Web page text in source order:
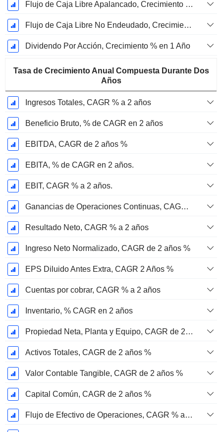
Flujo de Caja Libre Apalancado, Crecimiento de 1 Año %
Flujo de Caja Libre No Endeudado, Crecimiento de 1 Año %
Dividendo Por Acción, Crecimiento % en 1 Año
Tasa de Crecimiento Anual Compuesta Durante Dos
Años
Ingresos Totales, CAGR % a 2 años
Beneficio Bruto, % de CAGR en 2 años
EBITDA, CAGR de 2 años %
EBITA, % de CAGR en 2 años.
EBIT, CAGR % a 2 años.
Ganancias de Operaciones Continuas, CAGR % en 2 años
Resultado Neto, CAGR % a 2 años
Ingreso Neto Normalizado, CAGR de 2 años %
EPS Diluido Antes Extra, CAGR 2 Años %
Cuentas por cobrar, CAGR % a 2 años
Inventario, % CAGR en 2 años
Propiedad Neta, Planta y Equipo, CAGR de 2 años %
Activos Totales, CAGR de 2 años %
Valor Contable Tangible, CAGR de 2 años %
Capital Común, CAGR de 2 años %
Flujo de Efectivo de Operaciones, CAGR % a 2 años